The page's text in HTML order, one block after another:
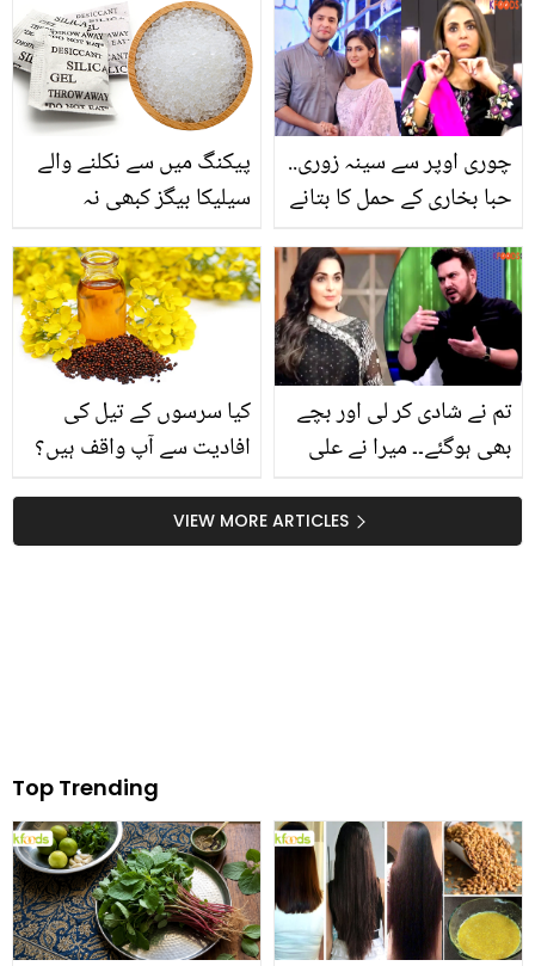
یہ 20 منٹ میں گل بھی
جائیں اور ہو خواتین کی
اس رمضان بڑی مشکل
آسان
پھر کیا ہوا
پیکنگ میں سے نکلنے والے
سیلیکا بیگز کبھی نہ
چوری اوپر سے سینہ زوری..
حبا بخاری کے حمل کا بتانے
صارفین نے بھی آڑے
ہاتھوں لے لیا
کیا سرسوں کے تیل کی
افادیت سے آپ واقف ہیں؟
کام آتا ہے؟
تم نے شادی کر لی اور بچے
بھی ہوگئے۔۔ میرا نے علی
تھو جو وہ آج تک نہیں
بھولے؟
VIEW MORE ARTICLES
Top Trending